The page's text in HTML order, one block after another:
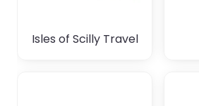
Isles of Scilly Travel